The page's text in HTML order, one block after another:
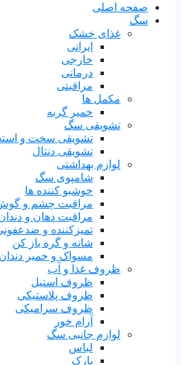
صفحه اصلی
سگ
غذای خشک
ایرانی
خارجی
درمانی
مراقبتی
مکمل ها
خمیر گربه
تشویقی سگ
تشویقی سخت و
تشویقی دنتال
لوازم بهداشتی
شامپوی سگ
خوشبو کننده ها
مراقبت چشم و
مراقبت دهان و
تمیزکننده و
شانه و گره باز کن
مسواک و خمیر
ظروف غذا و آب
ظروف استیل
ظروف پلاستیکی
ظروف سرامیکی
آرام خور
لوازم جانبی سگ
لباس
پارک